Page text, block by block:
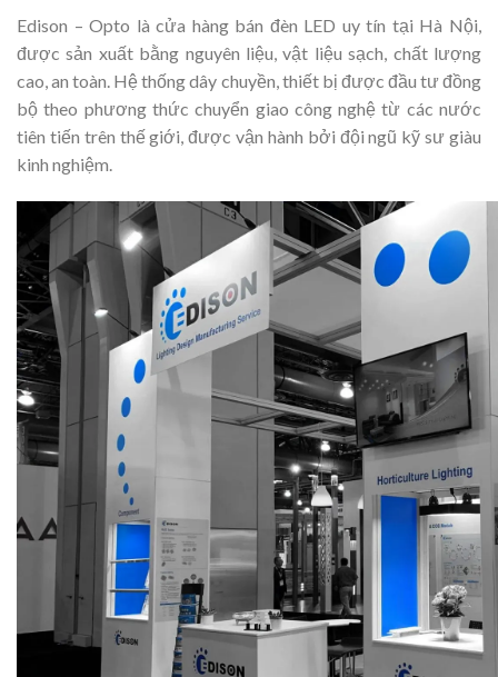
Edison – Opto là cửa hàng bán đèn LED uy tín tại Hà Nội,
được sản xuất bằng nguyên liệu, vật liệu sạch, chất lượng
cao, an toàn. Hệ thống dây chuyền, thiết bị được đầu tư đồng
bộ theo phương thức chuyển giao công nghệ từ các nước
tiên tiến trên thế giới, được vận hành bởi đội ngũ kỹ sư giàu
kinh nghiệm.